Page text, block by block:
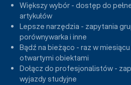
Większy wybór - dostęp do
artykułów
Lepsze narzędzia - zapytania
porównywarka i inne
Bądź na bieżąco - raz w
otwartymi obiektami
Dołącz do profesjonalistów -
wyjazdy studyjne